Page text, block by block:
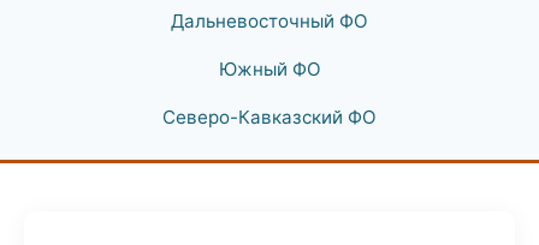
Дальневосточный ФО
Южный ФО
Северо-Кавказский ФО